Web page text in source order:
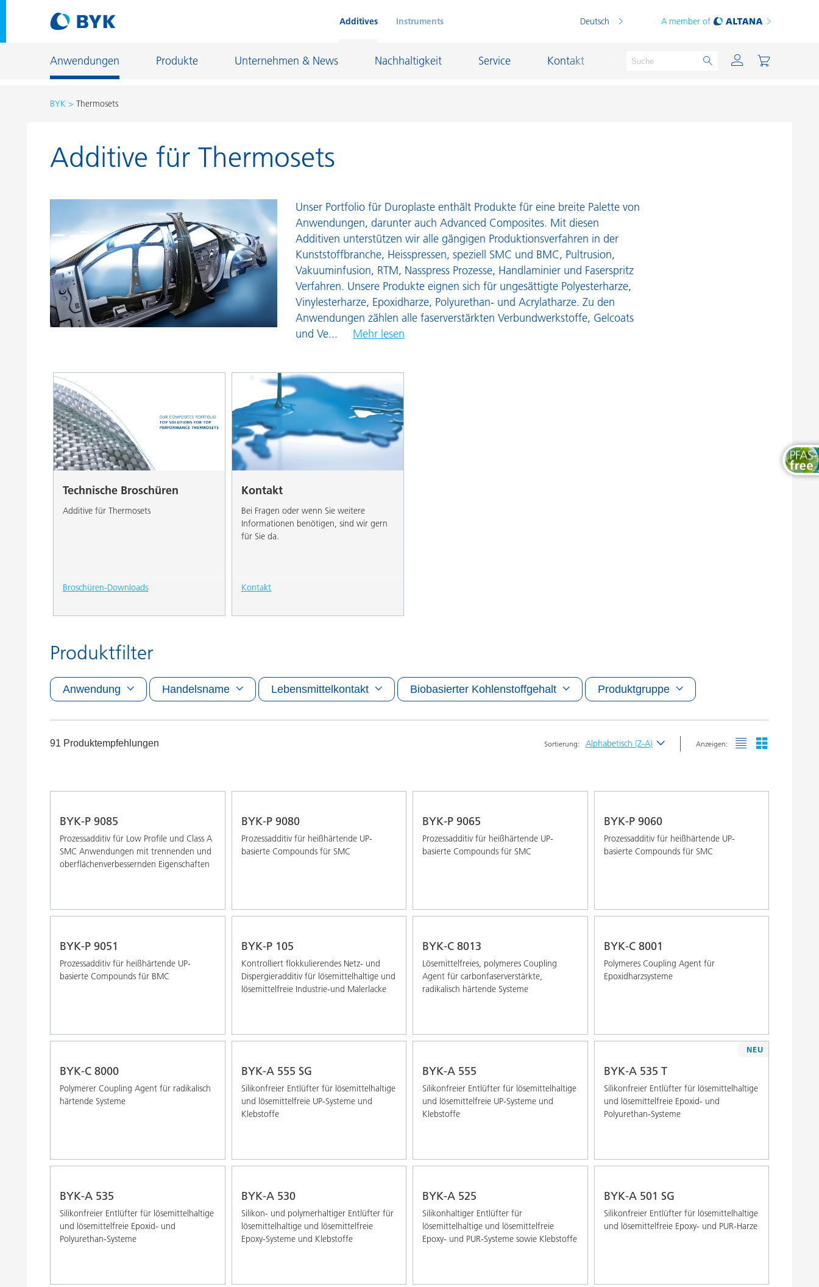
Additives Instruments Deutsch A member of
Anwendungen Produkte Unternehmen & News Nachhaltigkeit Service Kontakt
Produktempfehlungen nach Anwendungen
Produktempfehlungen nach Anwendungen
Bauchemie
Can Coatings
Coil Coatings
Druckfarben
Energiespeicherung
Fiber Sizing
Home Care und I&I
Holz- und Möbellacke
Industrielacke
Inkjet Inks
Öl- und Gasindustrie
Papierbeschichtungen
Personal Care
Pulverlacke
Schmierstoffe und Formtrennmittel
Thermoplaste
Thermosets
BYK Thermosets
Additive für Thermosets
Unser Portfolio für Duroplaste enthält Produkte für eine breite Palette von
Anwendungen, darunter auch Advanced Composites. Mit diesen
Additiven unterstützen wir alle gängigen Produktionsverfahren in der
Kunststoffbranche, Heisspressen, speziell SMC und BMC, Pultrusion,
Vakuuminfusion, RTM, Nasspress Prozesse, Handlaminier und Faserspritz
Verfahren. Unsere Produkte eignen sich für ungesättigte Polyesterharze,
Vinylesterharze, Epoxidharze, Polyurethan- und Acrylatharze. Zu den
Anwendungen zählen alle faserverstärkten Verbundwerkstoffe, Gelcoats
und Ve... Mehr lesen
Technische Broschüren
Additive für Thermosets
Broschüren-Downloads
Kontakt
Bei Fragen oder wenn Sie weitere
Informationen benötigen, sind wir gern
für Sie da.
Kontakt
Produktfilter
Anwendung Handelsname Lebensmittelkontakt Biobasierter Kohlenstoffgehalt Produktgruppe
91 Produktempfehlungen Sortierung: Alphabetisch (Z-A) Anzeigen:
BYK-P 9085
Prozessadditiv für Low Profile und Class A
SMC Anwendungen mit trennenden und
oberflächenverbessernden Eigenschaften
BYK-P 9080
Prozessadditiv für heißhärtende UP-
basierte Compounds für SMC
BYK-P 9065
Prozessadditiv für heißhärtende UP-
basierte Compounds für SMC
BYK-P 9060
Prozessadditiv für heißhärtende UP-
basierte Compounds für SMC
BYK-P 9051
Prozessadditiv für heißhärtende UP-
basierte Compounds für BMC
BYK-P 105
Kontrolliert flokkulierendes Netz- und
Dispergieradditiv für lösemittelhaltige und
lösemittelfreie Industrie-und Malerlacke
BYK-C 8013
Lösemittelfreies, polymeres Coupling
Agent für carbonfaserverstärkte,
radikalisch härtende Systeme
BYK-C 8001
Polymeres Coupling Agent für
Epoxidharzsysteme
BYK-C 8000
Polymerer Coupling Agent für radikalisch
härtende Systeme
BYK-A 555 SG
Silikonfreier Entlüfter für lösemittelhaltige
und lösemittelfreie UP-Systeme und
Klebstoffe
BYK-A 555
Silikonfreier Entlüfter für lösemittelhaltige
und lösemittelfreie UP-Systeme und
Klebstoffe
BYK-A 535 T
Silikonfreier Entlüfter für lösemittelhaltige
und lösemittelfreie Epoxid- und
Polyurethan-Systeme
NEU
BYK-A 535
Silikonfreier Entlüfter für lösemittelhaltige
und lösemittelfreie Epoxid- und
Polyurethan-Systeme
BYK-A 530
Silikon- und polymerhaltiger Entlüfter für
lösemittelhaltige und lösemittelfreie
Epoxy-Systeme und Klebstoffe
BYK-A 525
Silikonhaltiger Entlüfter für
lösemittelhaltige und lösemittelfreie
Epoxy- und PUR-Systeme sowie Klebstoffe
BYK-A 501 SG
Silikonfreier Entlüfter für lösemittelhaltige
und lösemittelfreie Epoxy- und PUR-Harze